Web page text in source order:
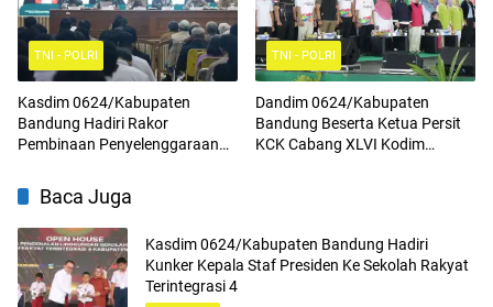
TNI - POLRI
Kasdim 0624/Kabupaten
Bandung Hadiri Rakor
Pembinaan Penyelenggaraan
TNI - POLRI
Dandim 0624/Kabupaten
Bandung Beserta Ketua Persit
KCK Cabang XLVI Kodim
54 Tahun 2026
Baca Juga
Kasdim 0624/Kabupaten Bandung Hadiri
Kunker Kepala Staf Presiden Ke Sekolah Rakyat
Terintegrasi 4